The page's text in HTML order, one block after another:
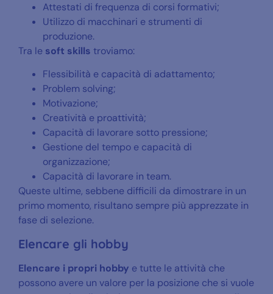
Attestati di frequenza di corsi formativi;
Utilizzo di macchinari e strumenti di
produzione.
Tra le soft skills troviamo:
Flessibilità e capacità di adattamento;
Problem solving;
Motivazione;
Creatività e proattività;
Capacità di lavorare sotto pressione;
Gestione del tempo e capacità di
organizzazione;
Capacità di lavorare in team.
Queste ultime, sebbene difficili da dimostrare in un
primo momento, risultano sempre più apprezzate in
fase di selezione.
Elencare gli hobby
Elencare i propri hobby e tutte le attività che
possono avere un valore per la posizione che si vuole